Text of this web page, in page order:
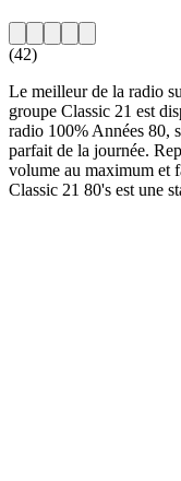
(42)
Le meilleur de la radio
groupe Classic 21 est
radio 100% Années 80,
parfait de la journée.
volume au maximum et
Classic 21 80's est une